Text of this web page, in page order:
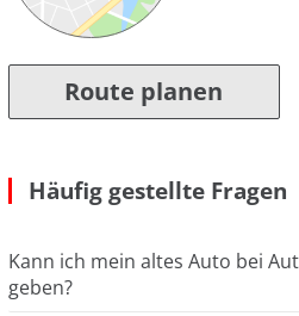
Route planen
Häufig gestellte Fragen
Kann ich mein altes Auto bei
geben?